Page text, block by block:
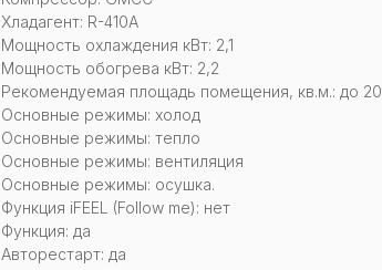
Хладагент: R-410A
Мощность охлаждения кВт: 2,1
Мощность обогрева кВт: 2,2
Рекомендуемая площадь помещения, кв.м.: до 20
Основные режимы: холод
Основные режимы: тепло
Основные режимы: вентиляция
Основные режимы: осушка.
Функция iFEEL (Follow me): нет
Функция: да
Авторестарт: да